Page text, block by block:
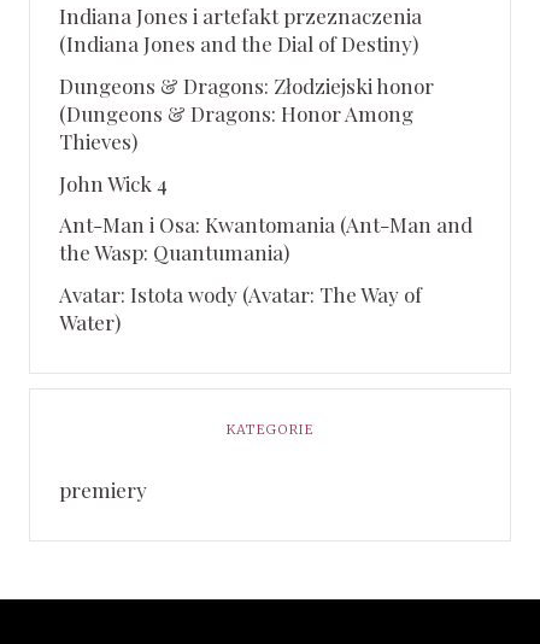
Indiana Jones i artefakt przeznaczenia
(Indiana Jones and the Dial of Destiny)
Dungeons & Dragons: Złodziejski honor
(Dungeons & Dragons: Honor Among
Thieves)
John Wick 4
Ant-Man i Osa: Kwantomania (Ant-Man and
the Wasp: Quantumania)
Avatar: Istota wody (Avatar: The Way of
Water)
KATEGORIE
premiery